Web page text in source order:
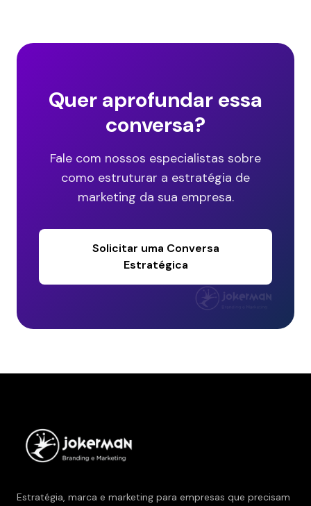
Quer aprofundar essa
conversa?
Fale com nossos especialistas sobre
como estruturar a estratégia de
marketing da sua empresa.
Solicitar uma Conversa
Estratégica
Estratégia, marca e marketing para empresas que precisam